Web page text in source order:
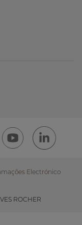
Electrónico
ROCHER